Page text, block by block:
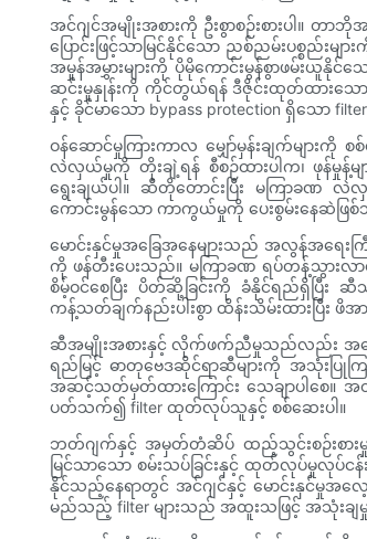
အင်ဂျင်အမျိုးအစားကို ဦးစွာစဉ်းစားပါ။ တ
ပြောင်းဖြင့်သာမြင်နိုင်သော ညစ်ညမ်းပစ္စည်းမ
အမှုန်အမွှားများကို ပိုမိုကောင်းမွန်စွာဖမ်းယူနို
ဆင်းမှုနှုန်းကို ကိုင်တွယ်ရန် ဒီဇိုင်းထုတ်ထားသော
နှင့် ခိုင်မာသော bypass protection ရှိသော
ဝန်ဆောင်မှုကြားကာလ မျှော်မှန်းချက်များ
လဲလှယ်မှုကို တိုးချဲ့ရန် စီစဉ်ထားပါက၊ ဖုန်မှုန့်
ရွေးချယ်ပါ။ ဆီတိုတောင်းပြီး မကြာခဏ လဲ
ကောင်းမွန်သော ကာကွယ်မှုကို ပေးစွမ်းနေဆဲဖြ
မောင်းနှင်မှုအခြေအနေများသည် အလွန်အရေ
ကို ဖန်တီးပေးသည်။ မကြာခဏ ရပ်တန့်သွားလ
စိမ့်ဝင်စေပြီး ပိတ်ဆို့ခြင်းကို ခံနိုင်ရည်ရှိပြီ
ကန့်သတ်ချက်နည်းပါးစွာ ထိန်းသိမ်းထားပြီး ဖိ
ဆီအမျိုးအစားနှင့် လိုက်ဖက်ညီမှုသည်လည်း အရေးကြီ
ရည်မြင့် ဓာတုဗေဒဆိုင်ရာဆီများကို အသုံးပြုက
အဆင့်သတ်မှတ်ထားကြောင်း သေချာပါစေ။
ပတ်သက်၍ filter ထုတ်လုပ်သူနှင့် စစ်ဆေးပါ။
ဘတ်ဂျက်နှင့် အမှတ်တံဆိပ် ထည့်သွင်းစဉ်းစာ
မြင်သာသော စမ်းသပ်ခြင်းနှင့် ထုတ်လုပ်မှုလုပ်
နိုင်သည့်နေရာတွင် အင်ဂျင်နှင့် မောင်းနှင်မှုအ
မည်သည့် filter များသည် အထူးသဖြင့် အသုံးခ